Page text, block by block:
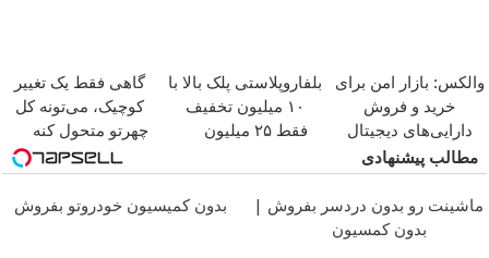
والکس: بازار امن برای
خرید و فروش
دارایی‌های دیجیتال
بلفاروپلاستی پلک بالا با
۱۰ میلیون تخفیف
فقط ۲۵ میلیون
گاهی فقط یک تغییر
کوچیک، می‌تونه کل
چهرتو متحول کنه
تغییر طبیعی
مطالب پیشنهادی
ماشینت رو بدون دردسر بفروش |
بدون کمسیون
بدون کمیسیون خودروتو بفروش